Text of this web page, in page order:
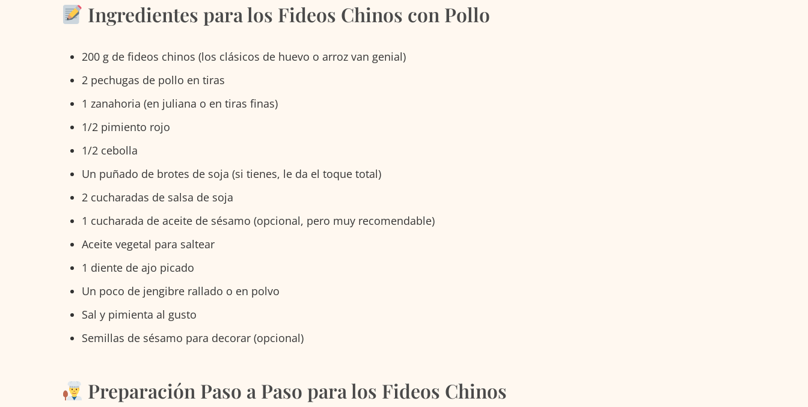
Ingredientes para los Fideos Chinos con Pollo
200 g de fideos chinos (los clásicos de huevo o arroz van genial)
2 pechugas de pollo en tiras
1 zanahoria (en juliana o en tiras finas)
1/2 pimiento rojo
1/2 cebolla
Un puñado de brotes de soja (si tienes, le da el toque total)
2 cucharadas de salsa de soja
1 cucharada de aceite de sésamo (opcional, pero muy recomendable)
Aceite vegetal para saltear
1 diente de ajo picado
Un poco de jengibre rallado o en polvo
Sal y pimienta al gusto
Semillas de sésamo para decorar (opcional)
Preparación Paso a Paso para los Fideos Chinos